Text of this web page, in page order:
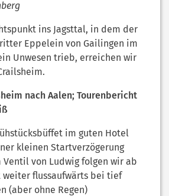
ins Jagsttal, in dem der
Eppelein von Gailingen im
Unwesen trieb, erreichen wir
nach Aalen; Tourenbericht
im guten Hotel
kleinen Startverzögerung
von Ludwig folgen wir ab
weiter flussaufwärts bei tief
(aber ohne Regen)